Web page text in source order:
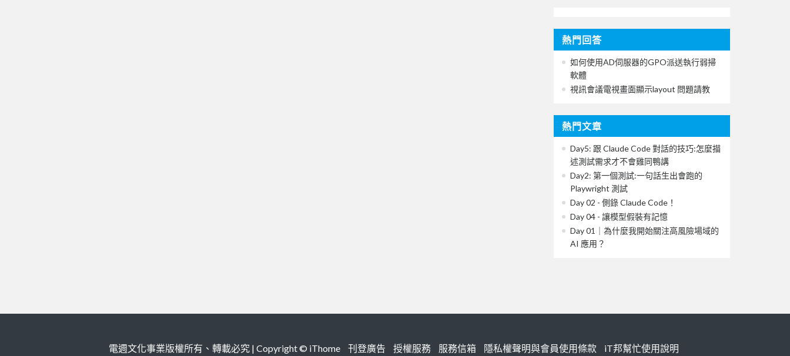
熱門回答
如何使用AD伺服器的GPO派送執行弱掃
軟體
視訊會議電視畫面顯示layout 問題請教
熱門文章
Day5: 跟 Claude Code 對話的技巧:怎麼描
述測試需求才不會雞同鴨講
Day2: 第一個測試:一句話生出會跑的
Playwright 測試
Day 02 - 側錄 Claude Code！
Day 04 - 讓模型假裝有記憶
Day 01｜為什麼我開始關注高風險場域的
AI 應用？
電週文化事業版權所有、轉載必究 | Copyright © iThome 刊登廣告 授權服務 服務信箱 隱私權聲明與會員使用條款 iT邦幫忙使用說明